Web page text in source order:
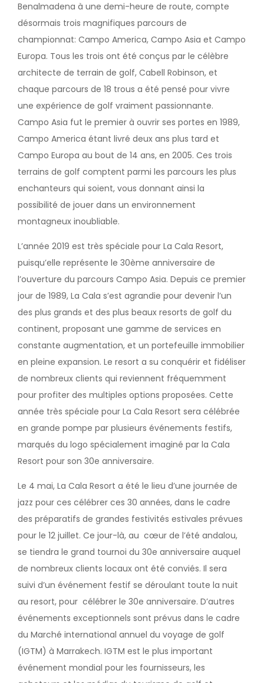
Benalmadena à une demi-heure de route, compte
désormais trois magnifiques parcours de
championnat: Campo America, Campo Asia et Campo
Europa. Tous les trois ont été conçus par le célèbre
architecte de terrain de golf, Cabell Robinson, et
chaque parcours de 18 trous a été pensé pour vivre
une expérience de golf vraiment passionnante.
Campo Asia fut le premier à ouvrir ses portes en 1989,
Campo America étant livré deux ans plus tard et
Campo Europa au bout de 14 ans, en 2005. Ces trois
terrains de golf comptent parmi les parcours les plus
enchanteurs qui soient, vous donnant ainsi la
possibilité de jouer dans un environnement
montagneux inoubliable.
L’année 2019 est très spéciale pour La Cala Resort,
puisqu’elle représente le 30ème anniversaire de
l’ouverture du parcours Campo Asia. Depuis ce premier
jour de 1989, La Cala s’est agrandie pour devenir l’un
des plus grands et des plus beaux resorts de golf du
continent, proposant une gamme de services en
constante augmentation, et un portefeuille immobilier
en pleine expansion. Le resort a su conquérir et fidéliser
de nombreux clients qui reviennent fréquemment
pour profiter des multiples options proposées. Cette
année très spéciale pour La Cala Resort sera célébrée
en grande pompe par plusieurs événements festifs,
marqués du logo spécialement imaginé par la Cala
Resort pour son 30e anniversaire.
Le 4 mai, La Cala Resort a été le lieu d’une journée de
jazz pour ces célébrer ces 30 années, dans le cadre
des préparatifs de grandes festivités estivales prévues
pour le 12 juillet. Ce jour-là, au cœur de l’été andalou,
se tiendra le grand tournoi du 30e anniversaire auquel
de nombreux clients locaux ont été conviés. Il sera
suivi d’un événement festif se déroulant toute la nuit
au resort, pour célébrer le 30e anniversaire. D’autres
événements exceptionnels sont prévus dans le cadre
du Marché international annuel du voyage de golf
(IGTM) à Marrakech. IGTM est le plus important
événement mondial pour les fournisseurs, les